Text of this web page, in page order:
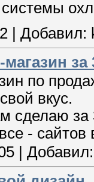
Добавил:
за
по
вкус.
сделаю за
-
Добавил: